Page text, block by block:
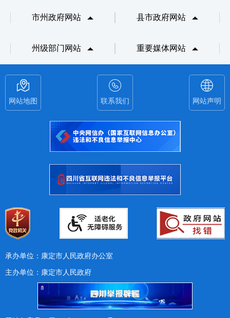
市州政府网站 县市政府网站
州级部门网站 重要媒体网站
网站地图 联系我们 网站声明
承办单位：康定市人民政府办公室
主办单位：康定市人民政府